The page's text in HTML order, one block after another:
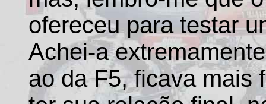
ofereceu para testar
Achei-a
ao da F5, ficava mais